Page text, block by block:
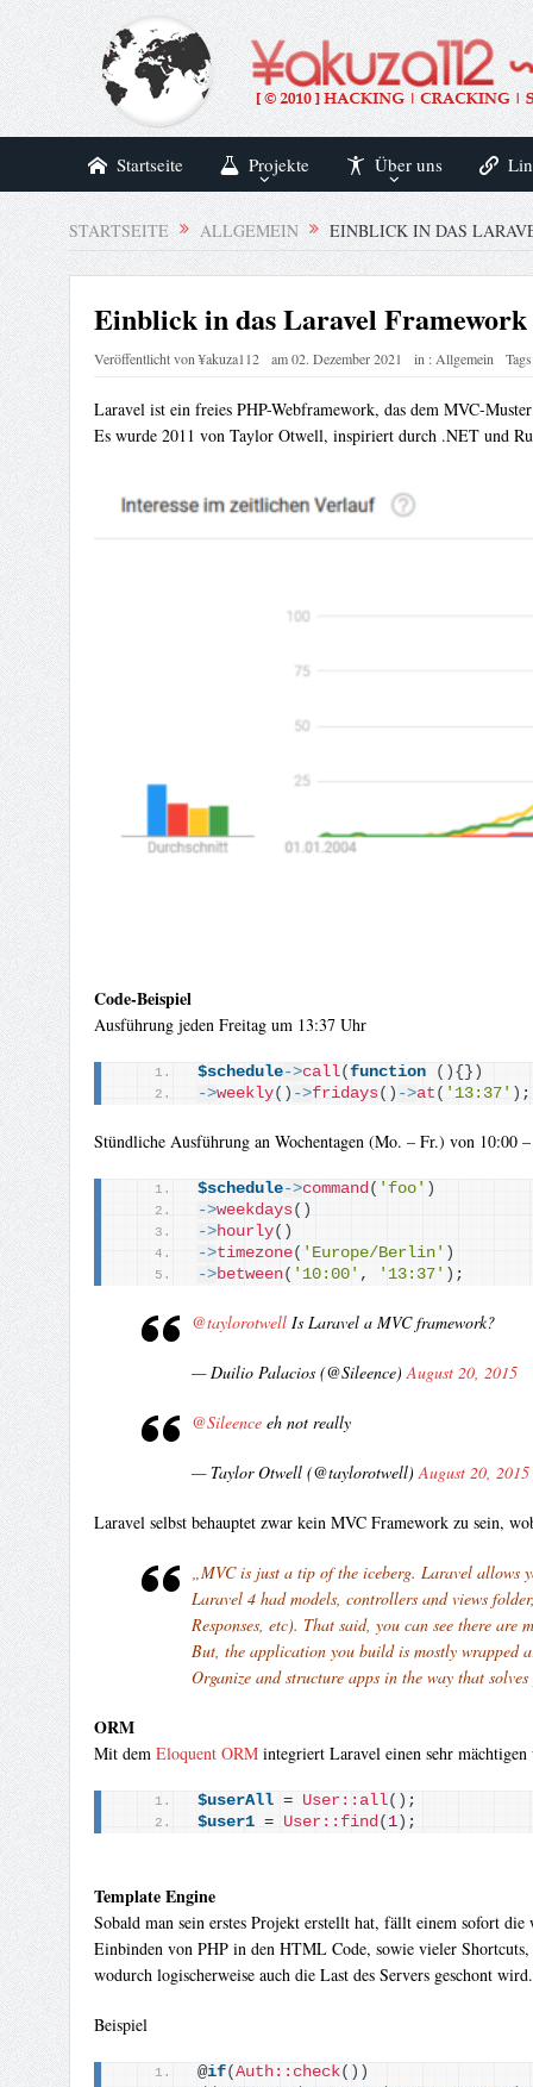
Startseite Projekte Über uns
STARTSEITE ALLGEMEIN EINBLICK IN DAS
Einblick in das Laravel Framework
Veröffentlicht von¥akuza112 am02. Dezember 2021 in :Allgemein
Laravel ist ein freies PHP-Webframework, das dem MVC-
Es wurde 2011 von Taylor Otwell, inspiriert durch .NET und
Code-Beispiel
Ausführung jeden Freitag um 13:37 Uhr
$schedule->call( function
(){})
->weekly() ->fridays() ->at ( '13:37' ) ;
Stündliche Ausführung an Wochentagen (Mo. – Fr.) von 10:00
$schedule->command ( 'foo' )
->weekdays()
->hourly()
->timezone( 'Europe/Berlin' )
->between( '10:00' , '13:37' ) ;
@taylorotwellIs Laravel a MVC framework?
— Duilio Palacios (@Sileence)August 20, 2015
@Sileenceeh not really
— Taylor Otwell (@taylorotwell)August 20, 2015
Laravel selbst behauptet zwar kein MVC Framework zu sein,
„MVC is just a tip of the iceberg. Laravel allows
Laravel 4 had models, controllers and views
Responses, etc). That said, you can see there
But, the application you build is mostly wrapped
Organize and structure apps in the way that
ORM
Mit dem Eloquent ORMintegriert Laravel einen sehr mächtigen
$userAll = User::all() ;
$user1 = User::find ( 1) ;
Template Engine
Sobald man sein erstes Projekt erstellt hat, fällt einem sofort
Einbinden von PHP in den HTML Code, sowie vieler
wodurch logischerweise auch die Last des Servers geschont
Beispiel
@if( Auth::check())